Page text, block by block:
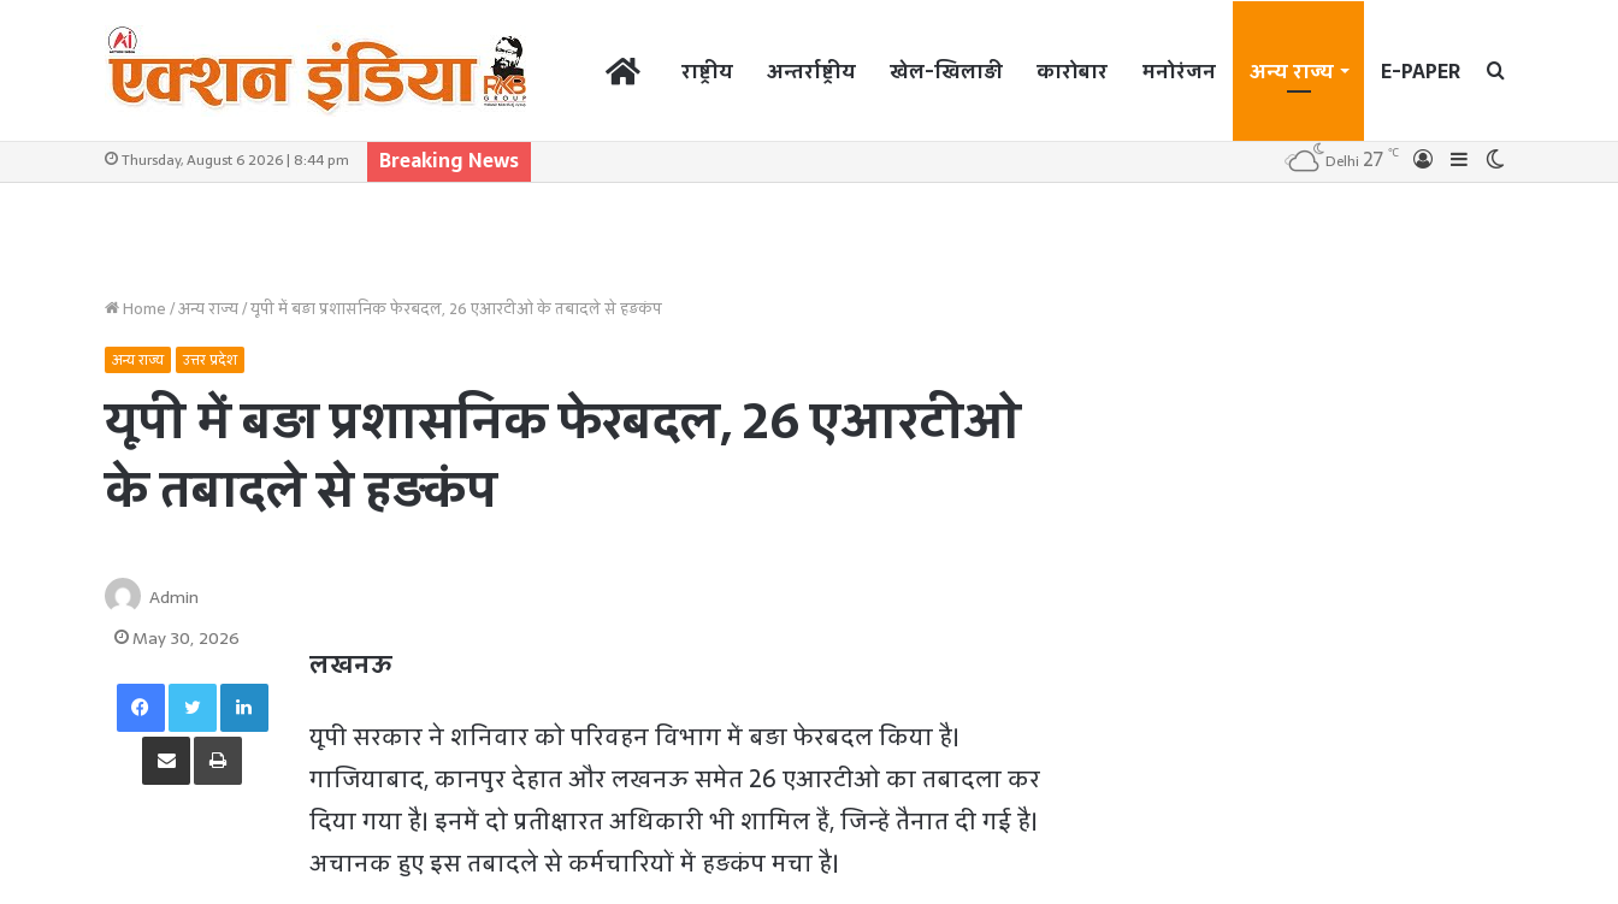
राष्ट्रीय अन्तर्राष्ट्रीय खेल-खिलाड़ी कारोबार मनोरंजन अन्य राज्य E-PAPER Search
Thursday, August 6 2026 | 8:44 pm Breaking News Sidebar
Log
Delhi 27 ℃
Home/अन्य राज्य/यूपी में बड़ा प्रशासनिक फेरबदल, 26 एआरटीओ के तबादले से हड़कंप
अन्य राज्य उत्तर प्रदेश
यूपी में बड़ा प्रशासनिक फेरबदल, 26 एआरटीओ
के तबादले से हड़कंप
लखनऊ
यूपी सरकार ने शनिवार को परिवहन विभाग में बड़ा फेरबदल किया है।
गाजियाबाद, कानपुर देहात और लखनऊ समेत 26 एआरटीओ का तबादला कर
दिया गया है। इनमें दो प्रतीक्षारत अधिकारी भी शामिल हैं, जिन्हें तैनात दी गई है।
अचानक हुए इस तबादले से कर्मचारियों में हड़कंप मचा है।
Admin
May 30, 2026
Facebook Twitter LinkedIn
Share via Email Print